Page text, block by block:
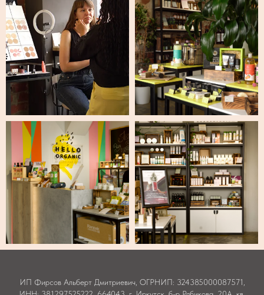
ИП Фирсов Альберт Дмитриевич, ОГРНИП: 324385000087571,